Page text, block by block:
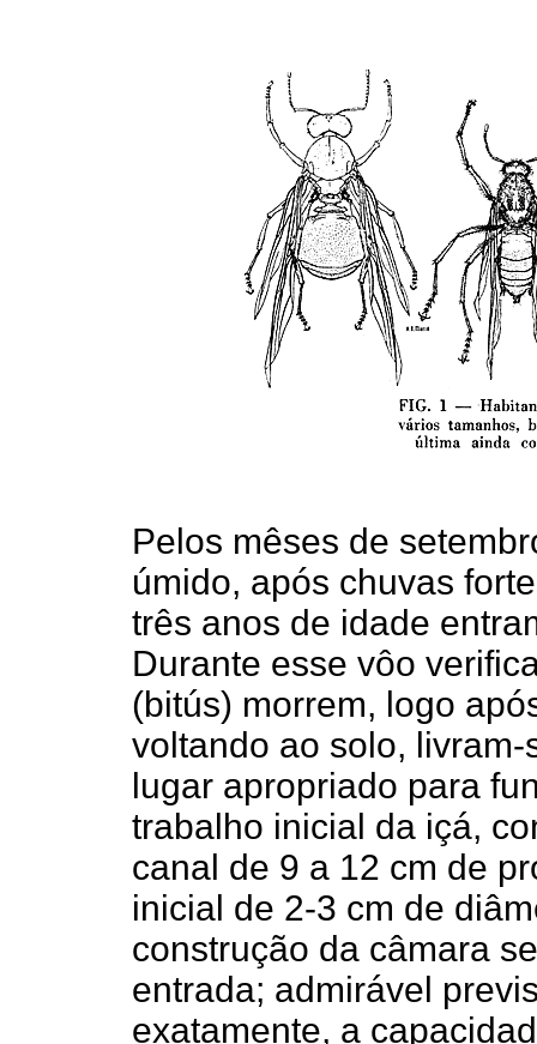
Pelos mêses de
úmido, após chuvas
três anos de idade
Durante esse vôo
(bitús) morrem, logo
voltando ao solo,
lugar apropriado para
trabalho inicial da içá,
canal de 9 a 12 cm de
inicial de 2-3 cm de
construção da câmara
entrada; admirável
exatamente, a